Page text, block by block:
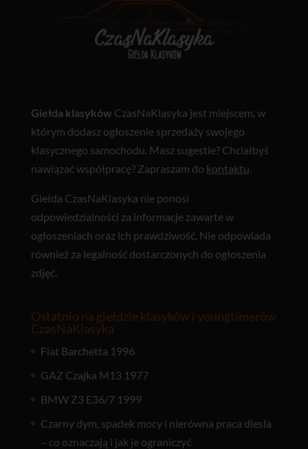
Giełda klasyków CzasNaKlasyka jest miejscem, w
którym dodasz ogłoszenie sprzedaży swojego
klasycznego samochodu. Masz sugestie? Chciałbyś
nawiązać współpracę? Zapraszam do kontaktu
Giełda CzasNaKlasyka nie ponosi
odpowiedzialności za informacje zawarte w
ogłoszeniach oraz ich prawdziwość. Nie odpowiada
również za legalność dostarczonych do ogłoszenia
zdjęć.
Ostatnio na giełdzie klasyków i youngtimerów
CzasNaKlasyka
Fiat Barchetta 1996
GAZ Czajka M13 1977
BMW Z3 E36/7 1999
Czarny dym, spadek mocy i nierówna praca diesla
– co oznaczają i jak je ograniczyć